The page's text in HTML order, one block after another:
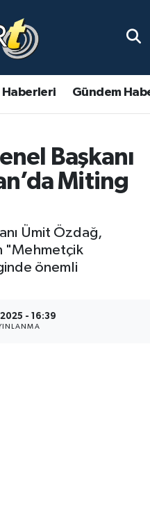
Haberleri Gündem
Başkanı
Miting
Ümit Özdağ,
"Mehmetçik
önemli
- 16:39